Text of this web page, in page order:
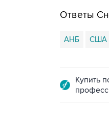
Ответы
АНБ США
Купить